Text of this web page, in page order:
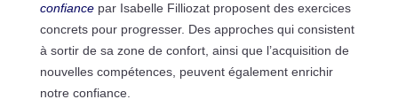
confiancepar Isabelle Filliozat proposent des exercices
concrets pour progresser. Des approches qui consistent
à sortir de sa zone de confort, ainsi que l’acquisition de
nouvelles compétences, peuvent également enrichir
notre confiance.